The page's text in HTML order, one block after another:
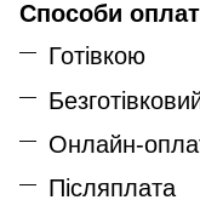
Способи
Готівкою
Онлайн-
Післяплата